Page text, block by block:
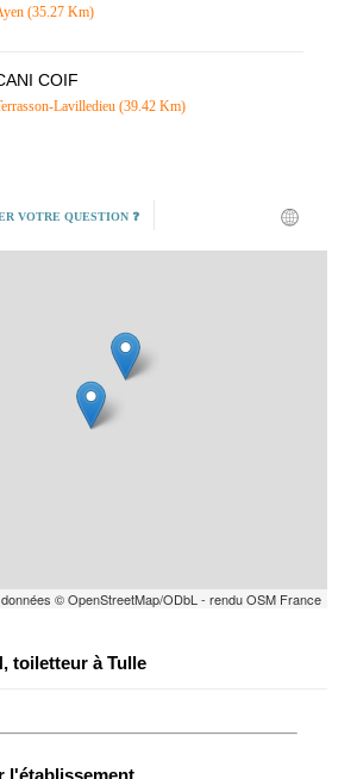
(35.27 Km)
COIF
Lavilledieu (39.42 Km)
VOTRE QUESTION ❓
données © OpenStreetMap/ODbL - rendu OSM France
toiletteur à Tulle
l'établissement